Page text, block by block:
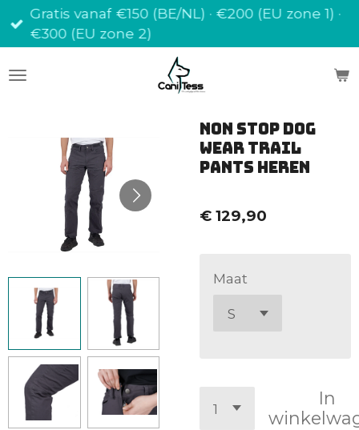
Ga
direct
de
Gratis vanaf €150 (BE/NL) · €200 (EU zone 1) ·
€300 (EU zone 2)
NON STOP dog
wear Trail
pants heren
€ 129,90
Maat
In